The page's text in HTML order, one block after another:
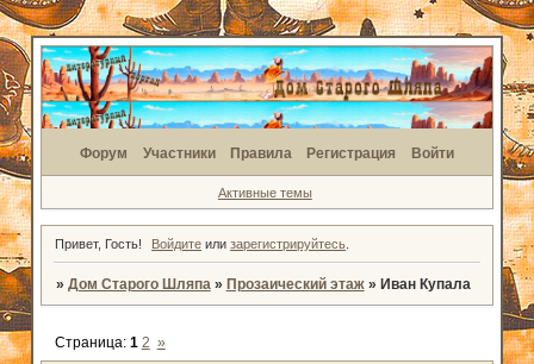
Форум Участники Правила Регистрация Войти
Активные темы
Привет, Гость! Войдите илизарегистрируйтесь
» Дом Старого Шляпа » Прозаический этаж » Иван Купала
Страница: 1 2 »